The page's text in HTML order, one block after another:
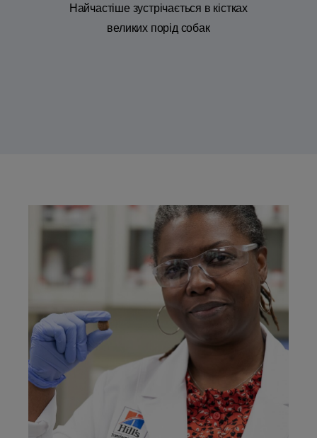
Найчастіше зустрічається в кістках
великих порід собак